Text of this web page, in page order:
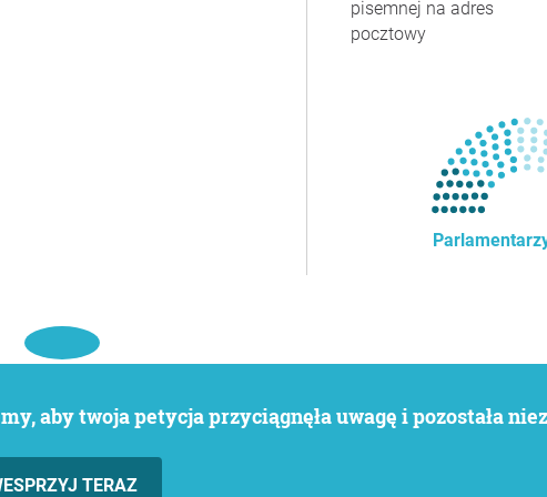
pisemnej na adres
pocztowy
aby twoja petycja przyciągnęła uwagę i pozostała
TERAZ